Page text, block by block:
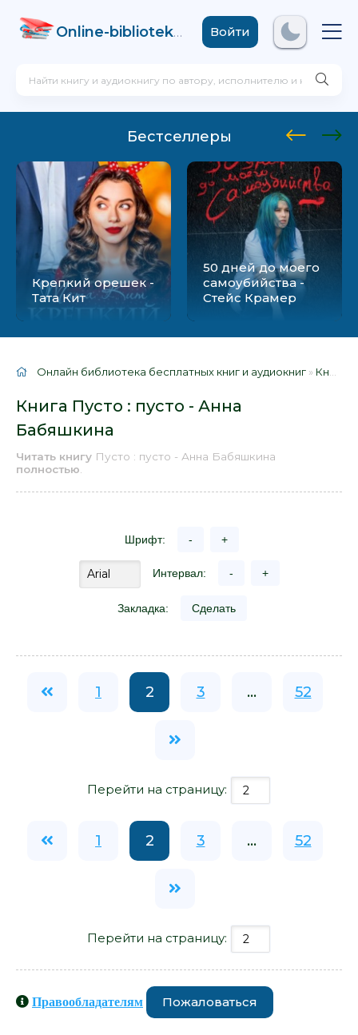
Online-biblioteka .comВойти
Бестселлеры
Крепкий орешек -
Тата Кит
50 дней до моего
самоубийства -
Стейс Крамер
Онлайн библиотека бесплатных книг и аудиокниг » Книги
Книга Пусто : пусто - Анна
Бабяшкина
Читать книгу Пусто : пусто - Анна Бабяшкина
полностью
Шрифт: - +
Интервал: - +
Закладка: Сделать
1 2 3 ... 52
Перейти на страницу:
1 2 3 ... 52
Перейти на страницу:
Правообладателям Пожаловаться